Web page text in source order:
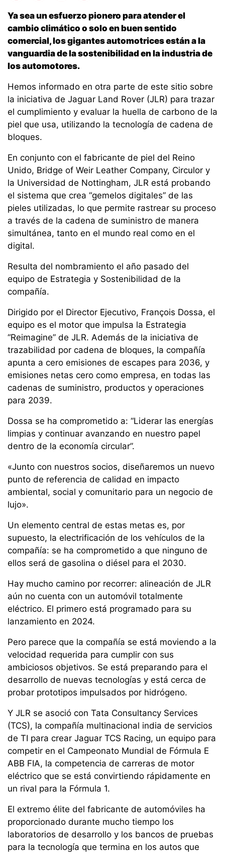
Ya sea un esfuerzo pionero para atender el
cambio climático o solo en buen sentido
comercial, los gigantes automotrices están a la
vanguardia de la sostenibilidad en la industria de
los automotores.
Hemos informado en otra parte de este sitio sobre
la iniciativa de Jaguar Land Rover (JLR) para trazar
el cumplimiento y evaluar la huella de carbono de la
piel que usa, utilizando la tecnología de cadena de
bloques.
En conjunto con el fabricante de piel del Reino
Unido, Bridge of Weir Leather Company, Circulor y
la Universidad de Nottingham, JLR está probando
el sistema que crea “gemelos digitales” de las
pieles utilizadas, lo que permite rastrear su proceso
a través de la cadena de suministro de manera
simultánea, tanto en el mundo real como en el
digital.
Resulta del nombramiento el año pasado del
equipo de Estrategia y Sostenibilidad de la
compañía.
Dirigido por el Director Ejecutivo, François Dossa, el
equipo es el motor que impulsa la Estrategia
“Reimagine” de JLR. Además de la iniciativa de
trazabilidad por cadena de bloques, la compañía
apunta a cero emisiones de escapes para 2036, y
emisiones netas cero como empresa, en todas las
cadenas de suministro, productos y operaciones
para 2039.
Dossa se ha comprometido a: “Liderar las energías
limpias y continuar avanzando en nuestro papel
dentro de la economía circular”.
«Junto con nuestros socios, diseñaremos un nuevo
punto de referencia de calidad en impacto
ambiental, social y comunitario para un negocio de
lujo».
Un elemento central de estas metas es, por
supuesto, la electrificación de los vehículos de la
compañía: se ha comprometido a que ninguno de
ellos será de gasolina o diésel para el 2030.
Hay mucho camino por recorrer: alineación de JLR
aún no cuenta con un automóvil totalmente
eléctrico. El primero está programado para su
lanzamiento en 2024.
Pero parece que la compañía se está moviendo a la
velocidad requerida para cumplir con sus
ambiciosos objetivos. Se está preparando para el
desarrollo de nuevas tecnologías y está cerca de
probar prototipos impulsados por hidrógeno.
Y JLR se asoció con Tata Consultancy Services
(TCS), la compañía multinacional india de servicios
de TI para crear Jaguar TCS Racing, un equipo para
competir en el Campeonato Mundial de Fórmula E
ABB FIA, la competencia de carreras de motor
eléctrico que se está convirtiendo rápidamente en
un rival para la Fórmula 1.
El extremo élite del fabricante de automóviles ha
proporcionado durante mucho tiempo los
laboratorios de desarrollo y los bancos de pruebas
para la tecnología que termina en los autos que